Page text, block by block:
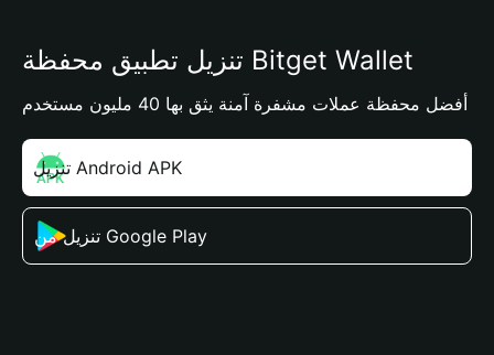
تنزيل تطبيق محفظة Bitget Wallet
أفضل محفظة عملات مشفرة آمنة يثق بها 40 مليون مستخدم
تنزيل Android APK
تنزيل من Google Play